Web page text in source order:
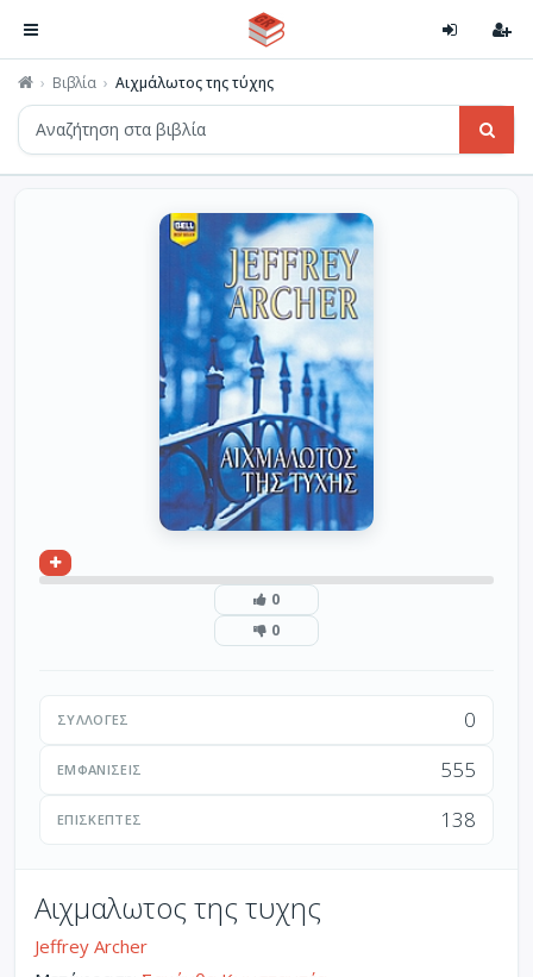
Βιβλία Αιχμάλωτος της τύχης
0
0
ΣΥΛΛΟΓΈΣ 0
ΕΜΦΑΝΊΣΕΙΣ 555
ΕΠΙΣΚΈΠΤΕΣ 138
Αιχμαλωτος της τυχης
Jeffrey Archer